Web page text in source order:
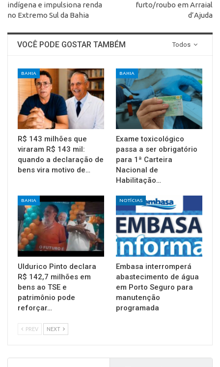
indígena e impulsiona renda
no Extremo Sul da Bahia
furto/roubo em Arraial
d’Ajuda
Todos
VOCÊ PODE GOSTAR TAMBÉM
BAHIA
R$ 143 milhões que
viraram R$ 143 mil:
quando a declaração de
bens vira motivo de…
BAHIA
Exame toxicológico
passa a ser obrigatório
para 1ª Carteira
Nacional de
Habilitação…
BAHIA
Uldurico Pinto declara
R$ 142,7 milhões em
bens ao TSE e
patrimônio pode
reforçar…
NOTÍCIAS
Embasa interromperá
abastecimento de água
em Porto Seguro para
manutenção
programada
PREV NEXT